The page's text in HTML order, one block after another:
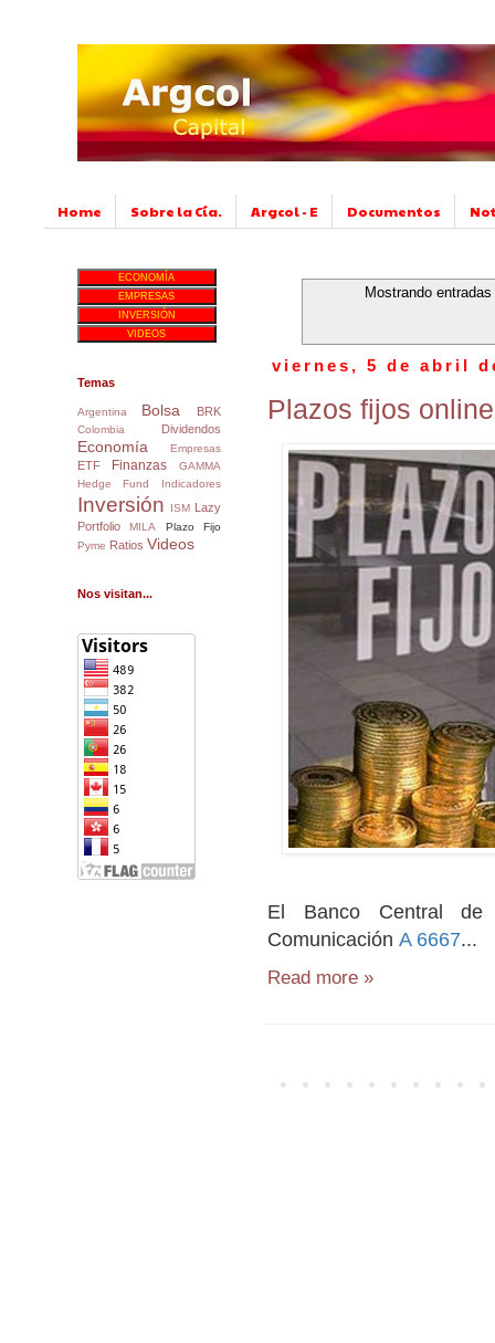
Home Sobre la Cía. Argcol - E Documentos
Mostrando
viernes, 5 de abril
Plazos fijos
El Banco Central
Comunicación A 6667...
Read more »
ECONOMÍA
EMPRESAS
INVERSIÓN
VIDEOS
Temas
Argentina Bolsa BRK
Colombia Dividendos
Economía Empresas
ETF Finanzas
GAMMA
Hedge Fund
Indicadores
Inversión ISM
Lazy
Portfolio
MILA
Plazo Fijo
Pyme Ratios Videos
Nos visitan...